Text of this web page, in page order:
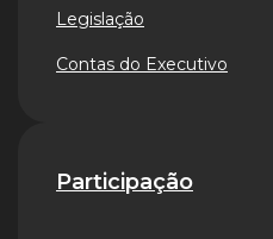
Legislação
Contas do Executivo
Participação